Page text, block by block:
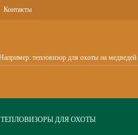
Контакты
ТЕПЛОВИЗОРЫ ДЛЯ ОХОТЫ